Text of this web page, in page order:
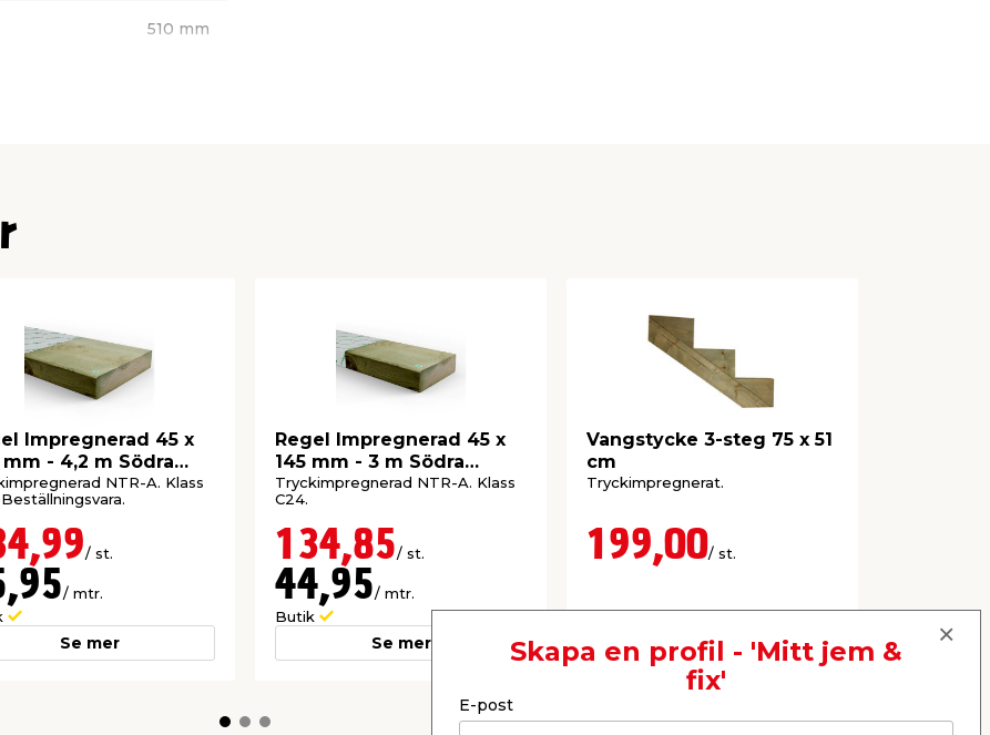
510 mm
Impregnerad 45 x
mm - 4,2 m Södra
NTR-A. Klass
/ st.
/ mtr.
Se mer
Regel Impregnerad 45 x
145 mm - 3 m Södra
Wood
Tryckimpregnerad NTR-A. Klass
C24.
134,85/ st.
44,95/ mtr.
Butik
Se mer
Vangstycke 3-steg 75 x 51
cm
Tryckimpregnerat.
199,00/ st.
Butik
Se mer
Butik
Skapa en profil - 'Mitt jem &
fix'
E-post